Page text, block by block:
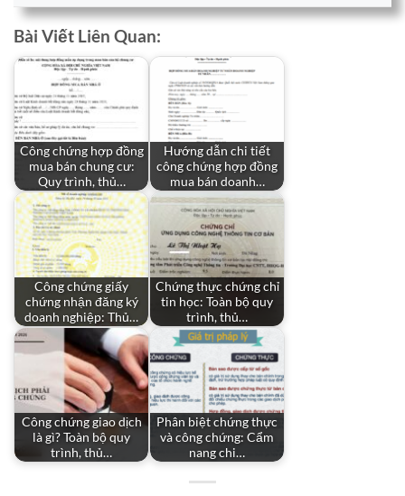
Bài Viết Liên Quan:
Công chứng hợp đồng
mua bán chung cư:
Quy trình, thủ…
Hướng dẫn chi tiết
công chứng hợp đồng
mua bán doanh…
Công chứng giấy
chứng nhận đăng ký
doanh nghiệp: Thủ…
Chứng thực chứng chỉ
tin học: Toàn bộ quy
trình, thủ…
Công chứng giao dịch
là gì? Toàn bộ quy
trình, thủ…
Phân biệt chứng thực
và công chứng: Cẩm
nang chi…